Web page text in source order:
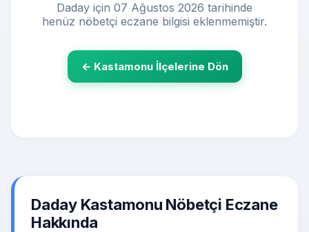
Daday için 07 Ağustos 2026 tarihinde
henüz nöbetçi eczane bilgisi eklenmemiştir.
← Kastamonu İlçelerine Dön
Daday Kastamonu Nöbetçi Eczane
Hakkında